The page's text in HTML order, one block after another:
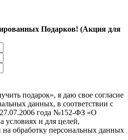
Подарков! (Акция для
подарок», я даю свое согласие
данных, в соответствии с
года №152-ФЗ «О
условиях и для целей,
обработку персональных данных